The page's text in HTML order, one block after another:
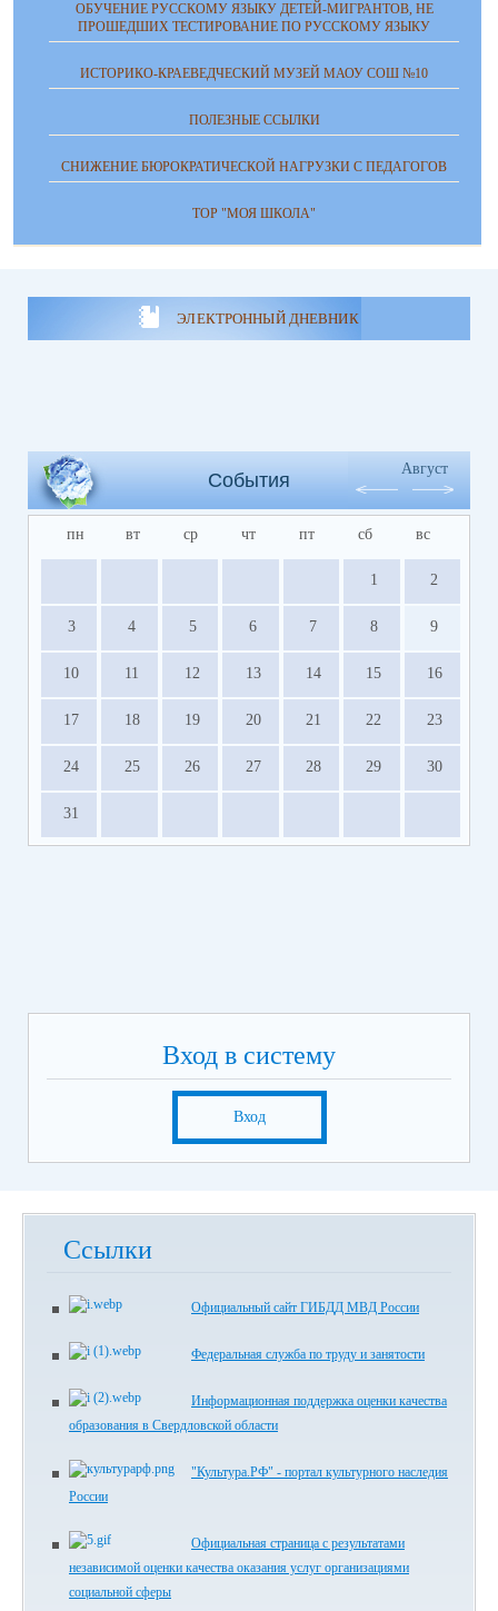
ОБУЧЕНИЕ РУССКОМУ ЯЗЫКУ ДЕТЕЙ-МИГРАНТОВ, НЕ
ПРОШЕДШИХ ТЕСТИРОВАНИЕ ПО РУССКОМУ ЯЗЫКУ
ИСТОРИКО-КРАЕВЕДЧЕСКИЙ МУЗЕЙ МАОУ СОШ №10
ПОЛЕЗНЫЕ ССЫЛКИ
СНИЖЕНИЕ БЮРОКРАТИЧЕСКОЙ НАГРУЗКИ С ПЕДАГОГОВ
ТОР "МОЯ ШКОЛА"
ЭЛЕКТРОННЫЙ ДНЕВНИК
События
Август
пн вт ср чт пт сб вс
1 2
3 4 5 6 7 8 9
10 11 12 13 14 15 16
17 18 19 20 21 22 23
24 25 26 27 28 29 30
31
Вход в систему
Вход
Ссылки
Официальный сайт ГИБДД МВД России
Федеральная служба по труду и занятости
Информационная поддержка оценки качества
образования в Свердловской области
"Культура.РФ" - портал культурного наследия
России
Официальная страница с результатами
независимой оценки качества оказания услуг организациями
социальной сферы